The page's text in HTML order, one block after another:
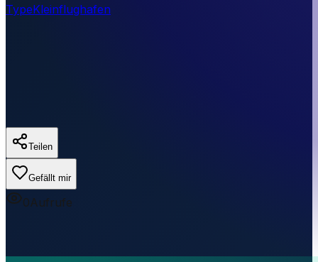
TypeKleinflughafen
Teilen
Gefällt mir
0Aufrufe